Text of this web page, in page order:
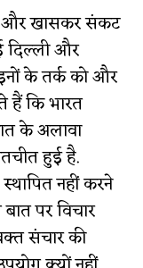
और खासकर संकट
दिल्ली और
के तर्क को और
हैं कि भारत
के अलावा
हुई है.
नहीं करने
पर विचार
संचार की